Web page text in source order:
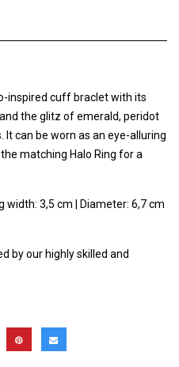
inspired cuff braclet with its
the glitz of emerald, peridot
can be worn as an eye-alluring
matching Halo Ring for a
width: 3,5 cm | Diameter: 6,7 cm
by our highly skilled and